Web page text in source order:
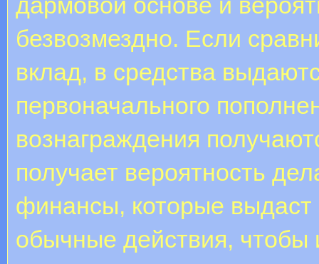
безвозмездно. Если
вклад, в средства
первоначального
вознаграждения
получает вероятность
финансы, которые выдаст
обычные действия, чтобы